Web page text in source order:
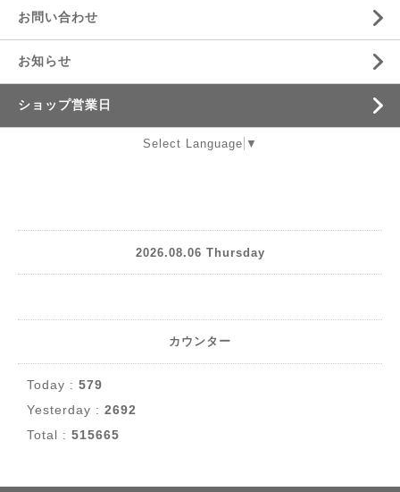
お問い合わせ
お知らせ
ショップ営業日
Select Language ▼
2026.08.06 Thursday
カウンター
Today : 579
Yesterday : 2692
Total : 515665